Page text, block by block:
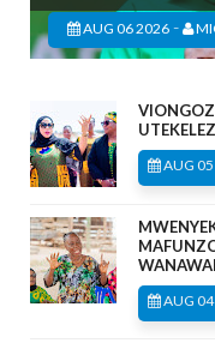
AUG 06 2026 -
AUG
AUG